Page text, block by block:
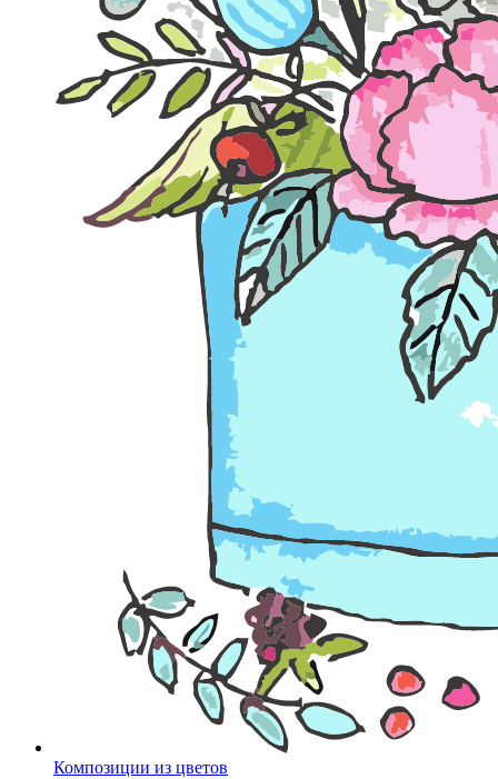
Композиции из цветов